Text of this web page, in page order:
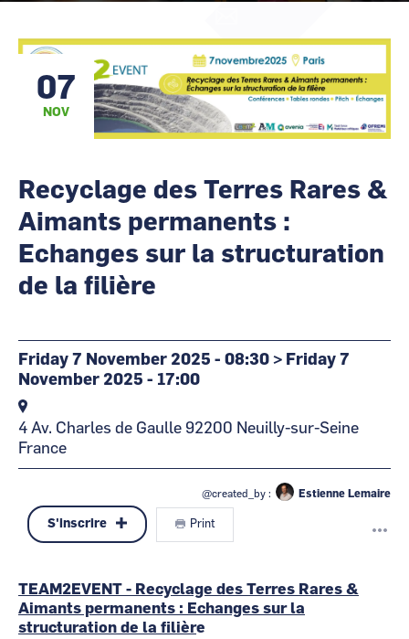
CCI Business
Pays de la Loire
CCI Business
Pays de la Loire
@cartography_link_title
@contact_link_title
07
NOV
Recyclage des Terres Rares &
Aimants permanents :
Echanges sur la structuration
de la filière
Friday 7 November 2025 - 08:30 > Friday 7
November 2025 - 17:00
4 Av. Charles de Gaulle 92200 Neuilly-sur-Seine
France
@created_by : Estienne Lemaire
S'inscrire Print
TEAM2EVENT - Recyclage des Terres Rares &
Aimants permanents : Echanges sur la
structuration de la filière